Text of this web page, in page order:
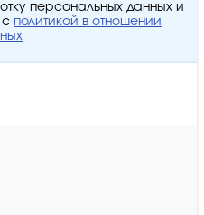
персональных данных и
с политикой в отношении